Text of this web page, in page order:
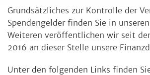
Grundsätzliches zur Kontrolle der
Spendengelder finden Sie in unseren
Weiteren veröffentlichen wir seit
2016 an dieser Stelle unsere
Unter den folgenden Links finden